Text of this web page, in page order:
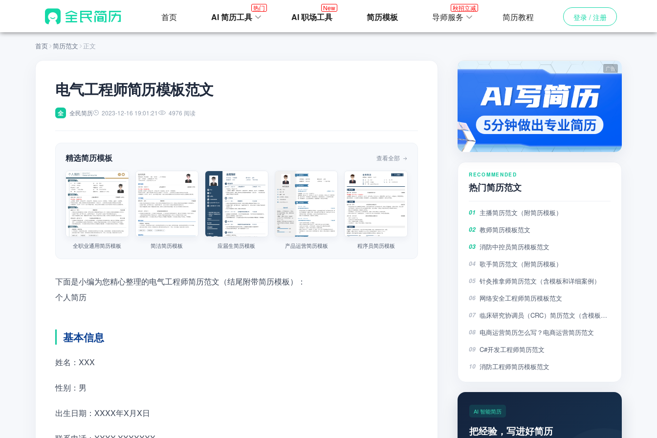
首页 AI 简历工具
热门
AI 职场工具
New
简历模板 导师服务
秋招立减
简历教程 登录 / 注册
首页 简历范文 正文
电气工程师简历模板范文
全 全民简历 2023-12-16 19:01:21 4976 阅读
精选简历模板 查看全部
全职业通用简历模板 简洁简历模板 应届生简历模板 产品运营简历模板 程序员简历模板
下面是小编为您精心整理的电气工程师简历范文（结尾附带简历模板）：
个人简历
基本信息
姓名：XXX
性别：男
出生日期：XXXX年X月X日
RECOMMENDED
热门简历范文
01 主播简历范文（附简历模板）
02 教师简历模板范文
03 消防中控员简历模板范文
04 歌手简历范文（附简历模板）
05 针灸推拿师简历范文（含模板和详细案例）
06 网络安全工程师简历模板范文
07 临床研究协调员（CRC）简历范文（含模板和详细案例）
08 电商运营简历怎么写？电商运营简历范文
09 C#开发工程师简历范文
10 消防工程师简历模板范文
AI 智能简历
把经验，写进好简历